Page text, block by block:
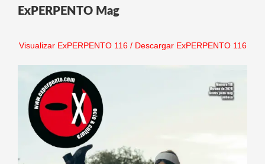
ExPERPENTO Mag
Visualizar ExPERPENTO 116/ Descargar ExPERPENTO 116